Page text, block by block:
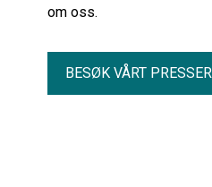
om oss.
BESØK VÅRT